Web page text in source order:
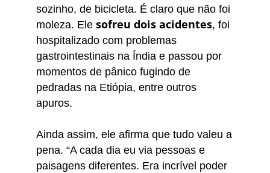
sozinho, de bicicleta. É claro que não foi
moleza. Ele sofreu dois acidentes, foi
hospitalizado com problemas
gastrointestinais na Índia e passou por
momentos de pânico fugindo de
pedradas na Etiópia, entre outros
apuros.
Ainda assim, ele afirma que tudo valeu a
pena. “A cada dia eu via pessoas e
paisagens diferentes. Era incrível poder